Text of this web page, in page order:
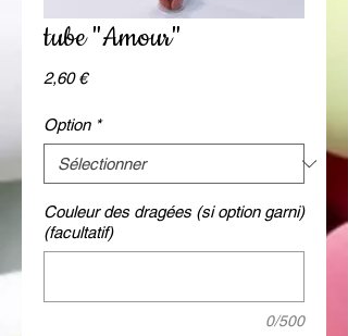
tube "Amour"
2,60 €Prix
Option *
Couleur des dragées (si option garni)
(facultatif)
0/500